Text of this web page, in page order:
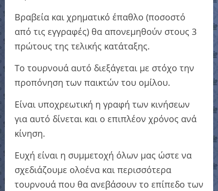
Βραβεία και χρηματικό έπαθλο (ποσοστό
από τις εγγραφές) θα απονεμηθούν στους 3
πρώτους της τελικής κατάταξης.
Το τουρνουά αυτό διεξάγεται με στόχο την
προπόνηση των παικτών του ομίλου.
Είναι υποχρεωτική η γραφή των κινήσεων
για αυτό δίνεται και ο επιπλέον χρόνος ανά
κίνηση.
Ευχή είναι η συμμετοχή όλων μας ώστε να
σχεδιάζουμε ολοένα και περισσότερα
τουρνουά που θα ανεβάσουν το επίπεδο των